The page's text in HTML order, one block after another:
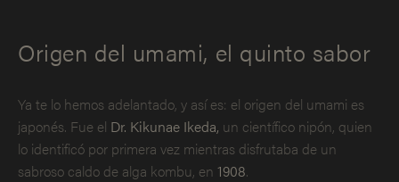
Origen del umami, el quinto sabor
Ya te lo hemos adelantado, y así es: el origen del umami es
japonés. Fue el Dr. Kikunae Ikeda, un científico nipón, quien
lo identificó por primera vez mientras disfrutaba de un
sabroso caldo de alga kombu, en 1908.